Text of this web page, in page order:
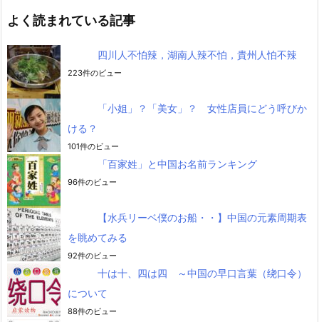
よく読まれている記事
四川人不怕辣，湖南人辣不怕，貴州人怕不辣
223件のビュー
「小姐」？「美女」？ 女性店員にどう呼びか
ける？
101件のビュー
「百家姓」と中国お名前ランキング
96件のビュー
【水兵リーベ僕のお船・・】中国の元素周期表
を眺めてみる
92件のビュー
十は十、四は四 ～中国の早口言葉（绕口令）
について
88件のビュー